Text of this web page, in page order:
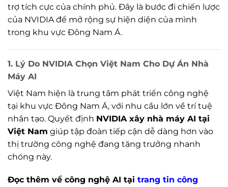
trợ tích cực của chính phủ. Đây là bước đi chiến lược
của NVIDIA để mở rộng sự hiện diện của mình
trong khu vực Đông Nam Á.
1. Lý Do NVIDIA Chọn Việt Nam Cho Dự Án Nhà
Máy AI
Việt Nam hiện là trung tâm phát triển công nghệ
tại khu vực Đông Nam Á, với nhu cầu lớn về trí tuệ
nhân tạo. Quyết định NVIDIA xây nhà máy AI tại
Việt Nam giúp tập đoàn tiếp cận dễ dàng hơn vào
thị trường công nghệ đang tăng trưởng nhanh
chóng này.
Đọc thêm về công nghệ AI tại trang tin công